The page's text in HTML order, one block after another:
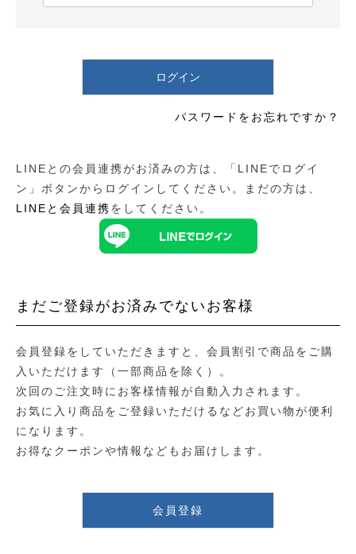
必
ログイン
パスワードをお忘れですか？
LINEとの会員連携がお済みの方は、「LINEでログイ
ン」ボタンからログインしてください。まだの方は、
LINEと会員連携をしてください。
まだご登録がお済みでないお客様
会員登録をしていただきますと、会員割引で商品をご購
入いただけます（一部商品を除く）。
次回のご注文時にお客様情報が自動入力されます。
お気に入り商品をご登録いただけるなどお買い物が便利
になります。
お得なクーポンや情報などもお届けします。
会員登録